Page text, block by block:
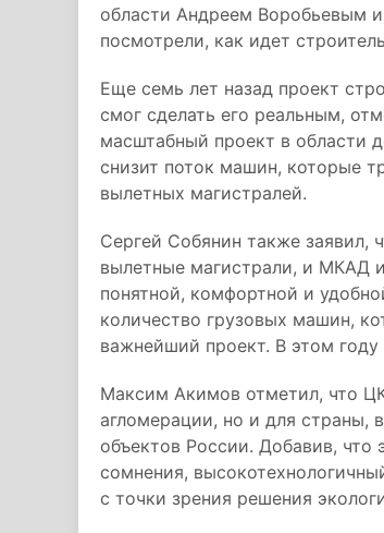
области Андреем Воробьевым
посмотрели, как идет
Еще семь лет назад проект
смог сделать его реальным,
масштабный проект в области
снизит поток машин, которые
вылетных магистралей.
Сергей Собянин также заявил,
вылетные магистрали, и МКАД
понятной, комфортной и
количество грузовых машин,
важнейший проект. В этом
Максим Акимов отметил, что
агломерации, но и для страны,
объектов России. Добавив,
сомнения,
с точки зрения решения